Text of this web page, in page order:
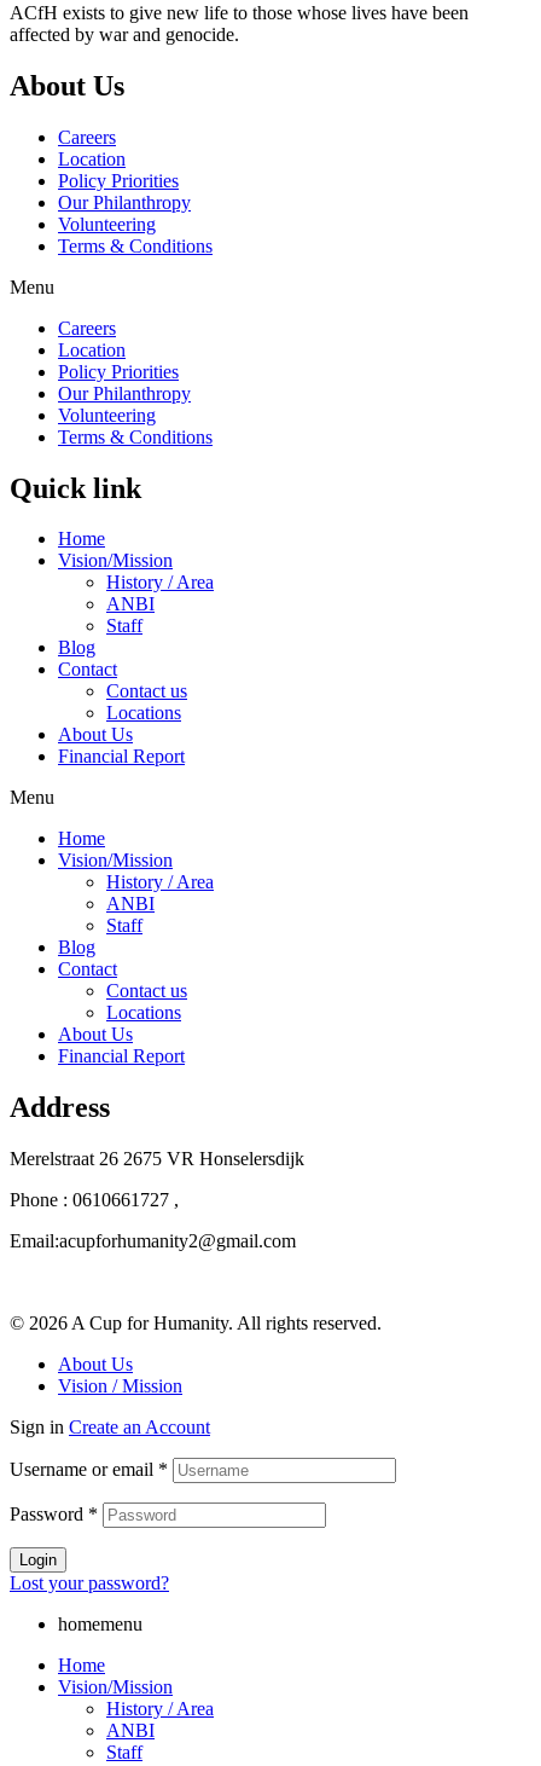
ACfH exists to give new life to those whose lives have been
affected by war and genocide.
About Us
Careers
Location
Policy Priorities
Our Philanthropy
Volunteering
Terms & Conditions
Menu
Careers
Location
Policy Priorities
Our Philanthropy
Volunteering
Terms & Conditions
Quick link
Home
Vision/Mission
History / Area
ANBI
Staff
Blog
Contact
Contact us
Locations
About Us
Financial Report
Menu
Home
Vision/Mission
History / Area
ANBI
Staff
Blog
Contact
Contact us
Locations
About Us
Financial Report
Address
Merelstraat 26 2675 VR Honselersdijk
Phone : 0610661727 ,
Email:acupforhumanity2@gmail.com
© 2026 A Cup for Humanity. All rights reserved.
About Us
Vision / Mission
Sign in Create an Account
Username or email *
Password *
Login
Lost your password?
homemenu
Home
Vision/Mission
History / Area
ANBI
Staff